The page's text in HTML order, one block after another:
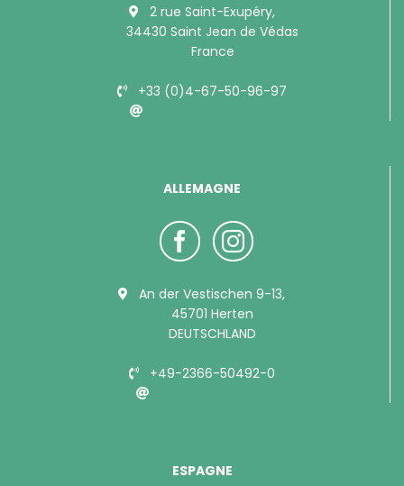
2 rue Saint-Exupéry,
34430 Saint Jean de Védas
France
+33 (0)4-67-50-96-97
ALLEMAGNE
An der Vestischen 9-13,
45701 Herten
DEUTSCHLAND
+49-2366-50492-0
ESPAGNE